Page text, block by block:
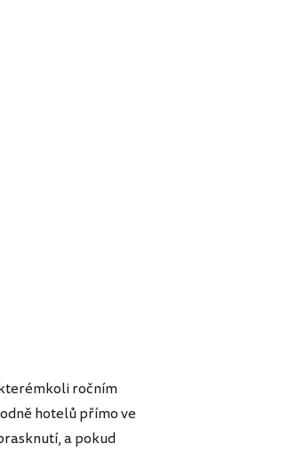
ročním
hotelů přímo ve
a pokud